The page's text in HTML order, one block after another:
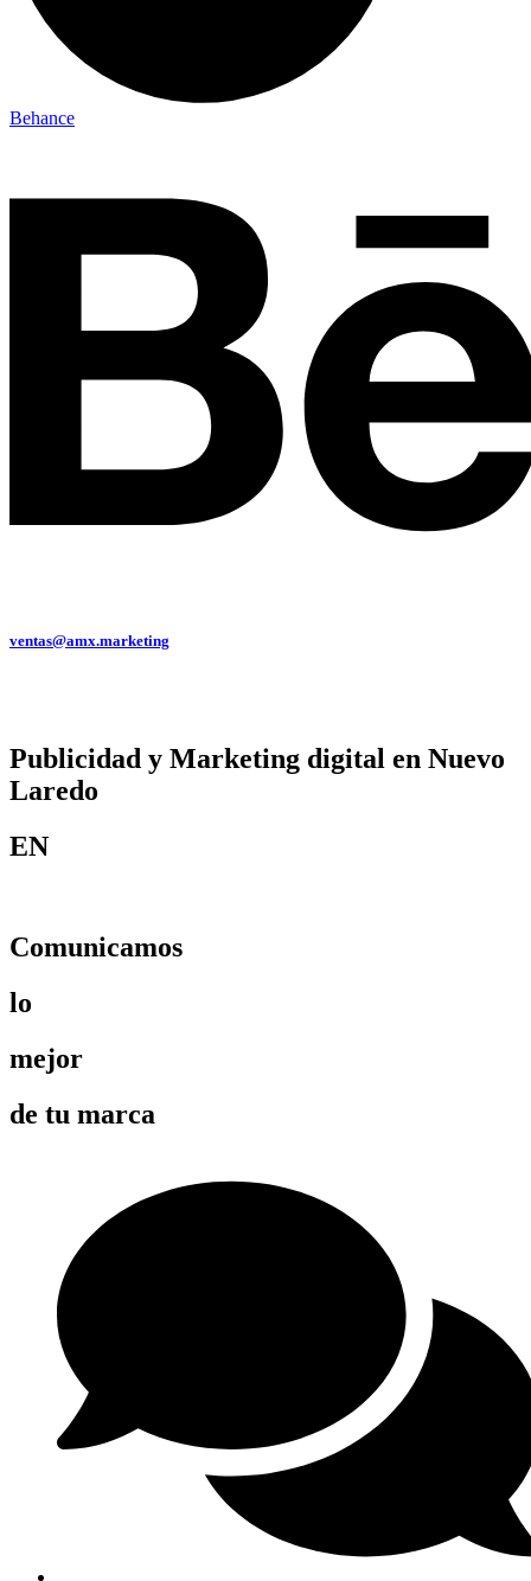
Behance
ventas@amx.marketing
Publicidad y Marketing digital en Nuevo
Laredo
EN
Comunicamos
lo
mejor
de tu marca